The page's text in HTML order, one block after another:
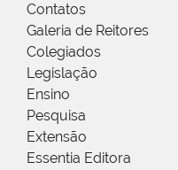
Contatos
Galeria de Reitores
Colegiados
Legislação
Ensino
Pesquisa
Extensão
Essentia Editora